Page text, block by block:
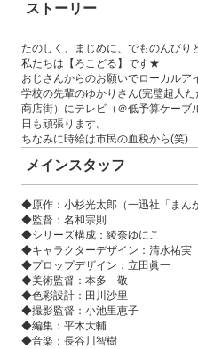
ストーリー
たのしく、まじめに、でものんびり
私たちは【ろこどる】です★
おじさんからのお願いでローカルア
学校の先輩のゆかりさん(完璧超人
商店街）にテレビ（＠低予算ケーブ
日も頑張ります。
ちなみに時給は市民の血税から(笑)
メインスタッフ
◆原作：小杉光太郎（一迅社「まん
◆監督：名和宗則
◆シリーズ構成：綾奈ゆにこ
◆キャラクターデザイン：清水祐実
◆プロップデザイン：立田眞一
◆美術監督：本多 敬
◆色彩設計：田川沙里
◆撮影監督：小池里恵子
◆編集：平木大輔
◆音楽：長谷川智樹